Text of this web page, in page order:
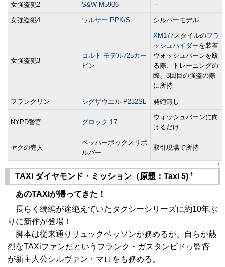
女強盗犯2 S&W M5906 －
女強盗犯4 ワルサー PPK/S シルバーモデル
女強盗犯3
コルト モデル725カー
ビン
XM177スタイルのフラ
ッシュハイダーを装着
ウォッシュバーンを殴
る際、トレーニングの
際、3回目の強盗の際
に所持
フランクリン シグザウエル P232SL 発砲無し
NYPD警官 グロック 17
ウォッシュバーンに向
けるだけ
ヤクの売人
ペッパーボックスリボ
ルバー
取引現場で所持
↑
TAXi ダイヤモンド・ミッション（原題：Taxi 5) †
あのTAXiが帰ってきた！
長らく続編が途絶えていたタクシーシリーズに約10年ぶ
りに新作が登場！
脚本は従来通りリュックベッソンが務めるが、自らが熱
烈なTAXiファンだというフランク・ガスタンビドゥ監督
が新主人公シルヴァン・マロをも務める。